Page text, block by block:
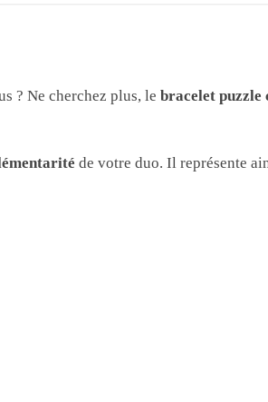
? Ne cherchez plus, lebracelet puzzle
de votre duo. Il représente